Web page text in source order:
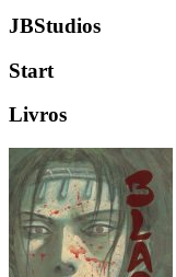
JBStudios
Start
Livros